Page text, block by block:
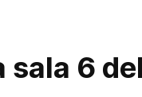
sala 6